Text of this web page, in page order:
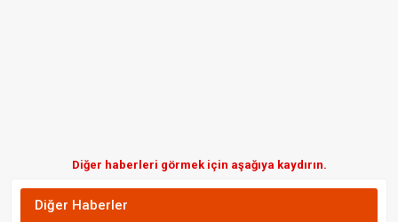
Diğer haberleri görmek için aşağıya kaydırın.
Diğer Haberler